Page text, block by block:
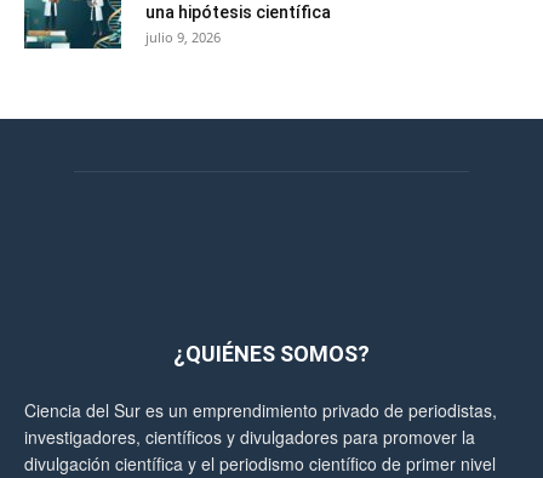
una hipótesis científica
julio 9, 2026
¿QUIÉNES SOMOS?
Ciencia del Sur es un emprendimiento privado de periodistas,
investigadores, científicos y divulgadores para promover la
divulgación científica y el periodismo científico de primer nivel